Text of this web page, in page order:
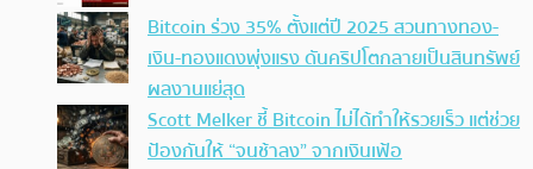
Bitcoin ร่วง 35% ตั้งแต่ปี 2025 สวนทางทอง-
เงิน-ทองแดงพุ่งแรง ดันคริปโตกลายเป็นสินทรัพย์
ผลงานแย่สุด
Scott Melker ชี้ Bitcoin ไม่ได้ทำให้รวยเร็ว แต่ช่วย
ป้องกันให้ “จนช้าลง” จากเงินเฟ้อ